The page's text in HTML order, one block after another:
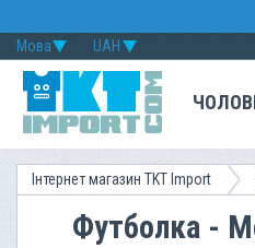
UAH
Мова
Інтернет магазин TKT Import
Футболка -